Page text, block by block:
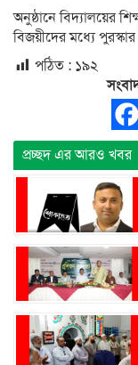
অনুষ্ঠানে বিদ্যালয়ের
বিজয়ীদের মধ্যে
পঠিত : ১৯২
প্রচ্ছদ এর আরও খবর